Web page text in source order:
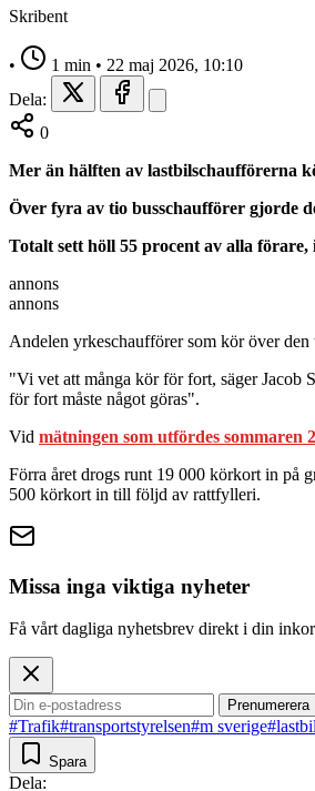
Skribent
• 1 min • 22 maj 2026, 10:10
Dela:
0
Mer än hälften av lastbilschaufförerna
Över fyra av tio busschaufförer gjorde
Totalt sett höll 55 procent av alla
annons
annons
Andelen yrkeschaufförer som kör över
"Vi vet att många kör för fort, säger Jacob
för fort måste något göras".
Vid mätningen som utfördes sommaren
Förra året drogs runt 19 000 körkort in på
500 körkort in till följd av rattfylleri.
Missa inga viktiga nyheter
Få vårt dagliga nyhetsbrev direkt i din
Prenumerera
#Trafik#transportstyrelsen#m sverige
Spara
Dela: